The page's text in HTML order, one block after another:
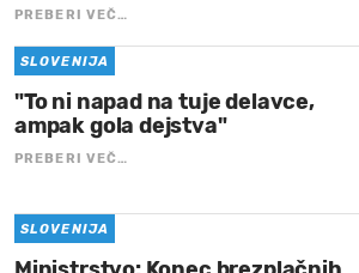
PREBERI VEČ…
SLOVENIJA
"To ni napad na tuje delavce,
ampak gola dejstva"
PREBERI VEČ…
SLOVENIJA